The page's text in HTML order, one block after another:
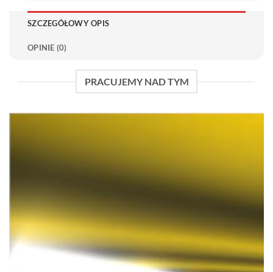
SZCZEGÓŁOWY OPIS
OPINIE (0)
PRACUJEMY NAD TYM